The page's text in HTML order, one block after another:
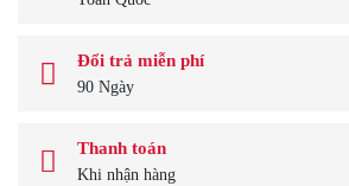
Đổi trả miễn phí
90 Ngày
Thanh toán
Khi nhận hàng